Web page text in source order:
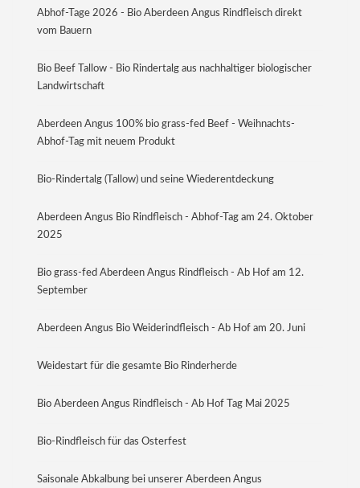
Abhof-Tage 2026 - Bio Aberdeen Angus Rindfleisch direkt
vom Bauern
Bio Beef Tallow - Bio Rindertalg aus nachhaltiger biologischer
Landwirtschaft
Aberdeen Angus 100% bio grass-fed Beef - Weihnachts-
Abhof-Tag mit neuem Produkt
Bio-Rindertalg (Tallow) und seine Wiederentdeckung
Aberdeen Angus Bio Rindfleisch - Abhof-Tag am 24. Oktober
2025
Bio grass-fed Aberdeen Angus Rindfleisch - Ab Hof am 12.
September
Aberdeen Angus Bio Weiderindfleisch - Ab Hof am 20. Juni
Weidestart für die gesamte Bio Rinderherde
Bio Aberdeen Angus Rindfleisch - Ab Hof Tag Mai 2025
Bio-Rindfleisch für das Osterfest
Saisonale Abkalbung bei unserer Aberdeen Angus